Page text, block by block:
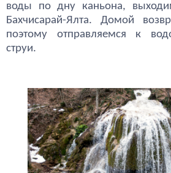
воды по дну каньона,
Бахчисарай-Ялта. Домой
поэтому отправляемся к
струи.